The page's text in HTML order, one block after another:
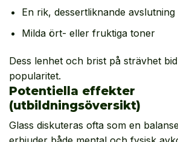
En rik, dessertliknande avslutning
Milda ört- eller fruktiga toner
Dess lenhet och brist på strävhet
popularitet.
Potentiella effekter
(utbildningsöversikt)
Glass diskuteras ofta som en